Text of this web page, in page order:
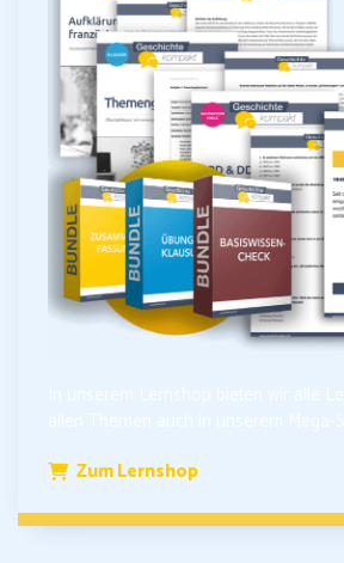
Zum Lernshop